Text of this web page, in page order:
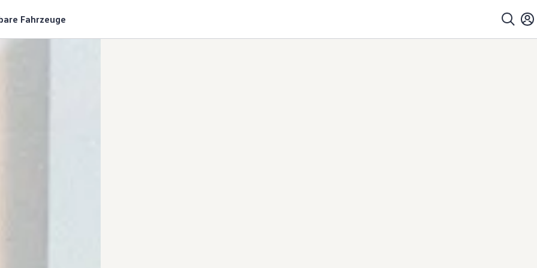
Fahrzeuge